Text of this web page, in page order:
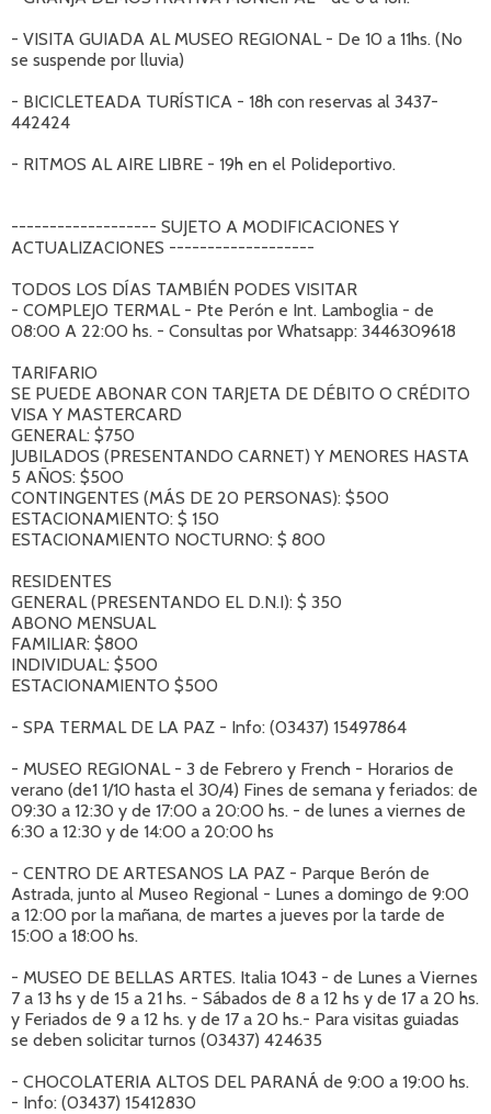
- VISITA GUIADA AL MUSEO REGIONAL - De 10 a 11hs. (No
se suspende por lluvia)
- BICICLETEADA TURÍSTICA - 18h con reservas al 3437-
442424
- RITMOS AL AIRE LIBRE - 19h en el Polideportivo.
------------------- SUJETO A MODIFICACIONES Y
ACTUALIZACIONES -------------------
TODOS LOS DÍAS TAMBIÉN PODES VISITAR
- COMPLEJO TERMAL - Pte Perón e Int. Lamboglia - de
08:00 A 22:00 hs. - Consultas por Whatsapp: 3446309618
TARIFARIO
SE PUEDE ABONAR CON TARJETA DE DÉBITO O CRÉDITO
VISA Y MASTERCARD
GENERAL: $750
JUBILADOS (PRESENTANDO CARNET) Y MENORES HASTA
5 AÑOS: $500
CONTINGENTES (MÁS DE 20 PERSONAS): $500
ESTACIONAMIENTO: $ 150
ESTACIONAMIENTO NOCTURNO: $ 800
RESIDENTES
GENERAL (PRESENTANDO EL D.N.I): $ 350
ABONO MENSUAL
FAMILIAR: $800
INDIVIDUAL: $500
ESTACIONAMIENTO $500
- SPA TERMAL DE LA PAZ - Info: (03437) 15497864
- MUSEO REGIONAL - 3 de Febrero y French - Horarios de
verano (de1 1/10 hasta el 30/4) Fines de semana y feriados: de
09:30 a 12:30 y de 17:00 a 20:00 hs. - de lunes a viernes de
6:30 a 12:30 y de 14:00 a 20:00 hs
- CENTRO DE ARTESANOS LA PAZ - Parque Berón de
Astrada, junto al Museo Regional - Lunes a domingo de 9:00
a 12:00 por la mañana, de martes a jueves por la tarde de
15:00 a 18:00 hs.
- MUSEO DE BELLAS ARTES. Italia 1043 - de Lunes a Viernes
7 a 13 hs y de 15 a 21 hs. - Sábados de 8 a 12 hs y de 17 a 20 hs.
y Feriados de 9 a 12 hs. y de 17 a 20 hs.- Para visitas guiadas
se deben solicitar turnos (03437) 424635
- CHOCOLATERIA ALTOS DEL PARANÁ de 9:00 a 19:00 hs.
- Info: (03437) 15412830